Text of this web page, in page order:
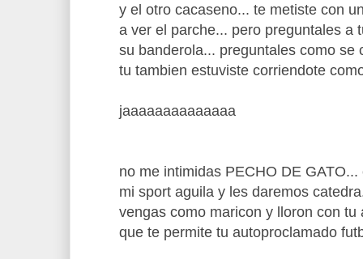
y el otro cacaseno... te metiste con
a ver el parche... pero preguntales a
su banderola... preguntales como se
tu tambien estuviste corriendote
jaaaaaaaaaaaaaa
no me intimidas PECHO DE
mi sport aguila y les daremos
vengas como maricon y lloron con
que te permite tu autoproclamado